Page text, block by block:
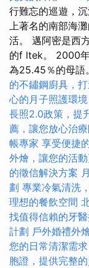
行難忘的巡遊，
上著名的南部海
活。 邁阿密是西
的f ltek。 2000
為25.45％的母
的不鏽鋼廚具，
心的月子照護環境
長照2.0政策，提
薦，讓您放心治
帳專家 享受便捷
外燴，讓您的活
的徵信解決方案
劃 專業冷氣清洗
理想的餐飲空間
找值得信賴的牙
計劃 戶外婚禮外
您的日常清潔需求
胞證，提供完整